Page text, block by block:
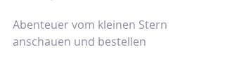
Abenteuer vom kleinen Stern
anschauen und bestellen